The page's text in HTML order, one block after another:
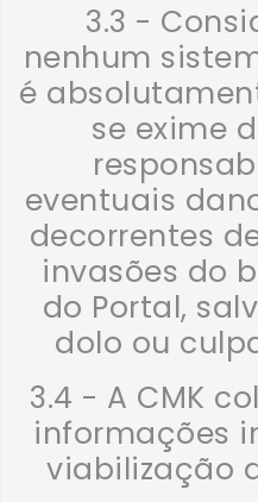
3.3 -
nenhum
é
se exime
eventuais
decorrentes
invasões do
do Portal,
dolo ou
3.4 - A CMK
informações
viabilização